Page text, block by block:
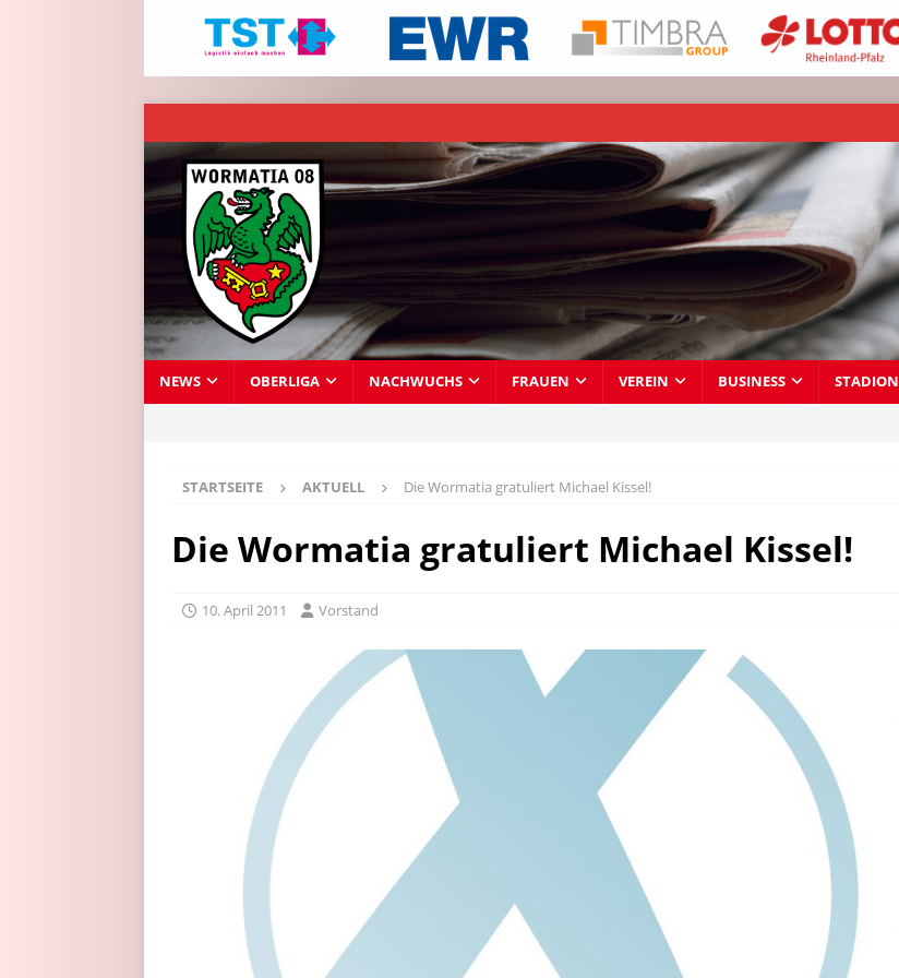
NEWS OBERLIGA NACHWUCHS FRAUEN VEREIN BUSINESS STADION
STARTSEITE AKTUELL Die Wormatia gratuliert Michael Kissel!
Die Wormatia gratuliert Michael Kissel!
10. April 2011 Vorstand